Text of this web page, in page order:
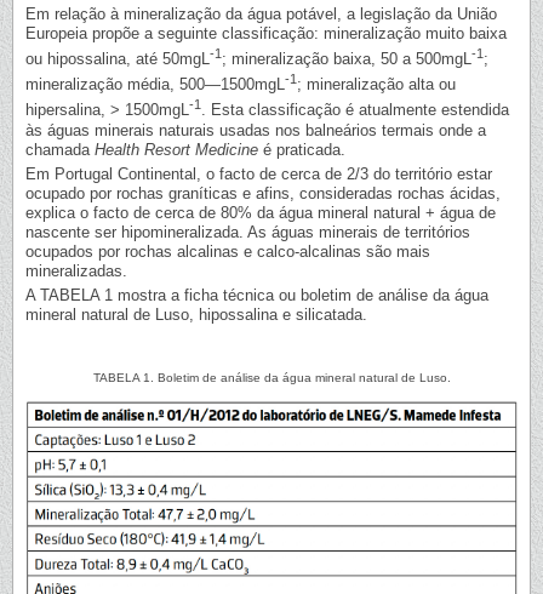
Em relação à mineralização da água potável, a legislação da União
Europeia propõe a seguinte classificação: mineralização muito baixa
ou hipossalina, até 50mgL -1 ; mineralização baixa, 50 a 500mgL -1 ;
mineralização média, 500—1500mgL-1 ; mineralização alta ou
hipersalina, > 1500mgL-1 . Esta classificação é atualmente estendida
às águas minerais naturais usadas nos balneários termais onde a
chamada Health Resort Medicine é praticada.
Em Portugal Continental, o facto de cerca de 2/3 do território estar
ocupado por rochas graníticas e afins, consideradas rochas ácidas,
explica o facto de cerca de 80% da água mineral natural + água de
nascente ser hipomineralizada. As águas minerais de territórios
ocupados por rochas alcalinas e calco-alcalinas são mais
mineralizadas.
A TABELA 1 mostra a ficha técnica ou boletim de análise da água
mineral natural de Luso, hipossalina e silicatada.
TABELA 1. Boletim de análise da água mineral natural de Luso.